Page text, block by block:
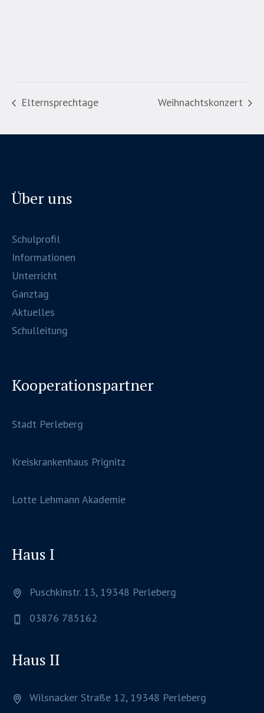
Elternsprechtage Weihnachtskonzert
Über uns
Schulprofil
Informationen
Unterricht
Ganztag
Aktuelles
Schulleitung
Kooperationspartner
Stadt Perleberg
Kreiskrankenhaus Prignitz
Lotte Lehmann Akademie
Haus I
Puschkinstr. 13, 19348 Perleberg
03876 785162
Haus II
Wilsnacker Straße 12, 19348 Perleberg